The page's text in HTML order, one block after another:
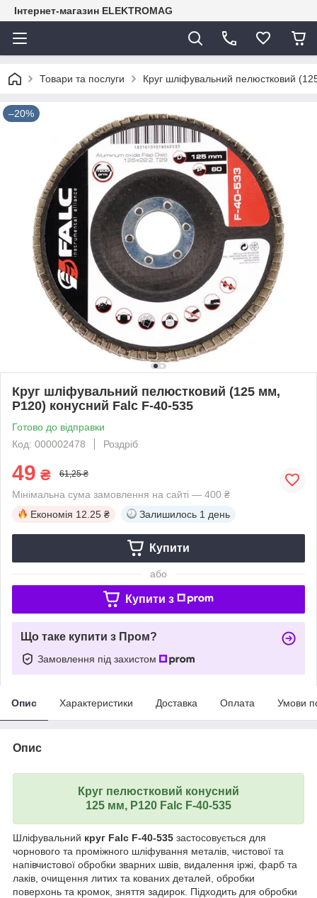
Інтернет-магазин ELEKTROMAG
Товари та послуги Круг шліфувальний пелюстковий
–20%
Круг шліфувальний пелюстковий (125 мм,
Р120) конусний Falc F-40-535
Готово до відправки
Код: 000002478
Роздріб
49 ₴ 61,25 ₴
Мінімальна сума замовлення на сайті — 400 ₴
Економія 12.25 ₴ Залишилось 1 день
Купити
або
Купити з
Що таке купити з Пром?
Замовлення під захистом
Опис Характеристики Доставка Оплата Умови
Опис
Круг пелюстковий конусний
125 мм, Р120 Falc F-40-535
Шліфувальний круг Falc F-40-535 застосовується для
чорнового та проміжного шліфування металів, чистової та
напівчистової обробки зварних швів, видалення іржі, фарб та
лаків, очищення литих та кованих деталей, обробки
поверхонь та кромок, зняття задирок. Підходить для обробки